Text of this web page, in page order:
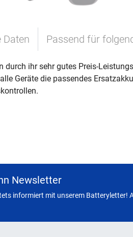
Daten Passend für
durch ihr sehr gutes Preis-
Geräte die passendes
Newsletter
informiert mit unserem Batteryletter!